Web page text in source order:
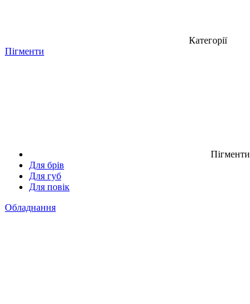
Категорії
Пігменти
Пігменти
Для брів
Для губ
Для повік
Обладнання